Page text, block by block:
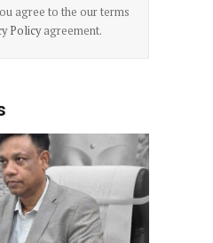
agree to the our terms
Policyagreement.